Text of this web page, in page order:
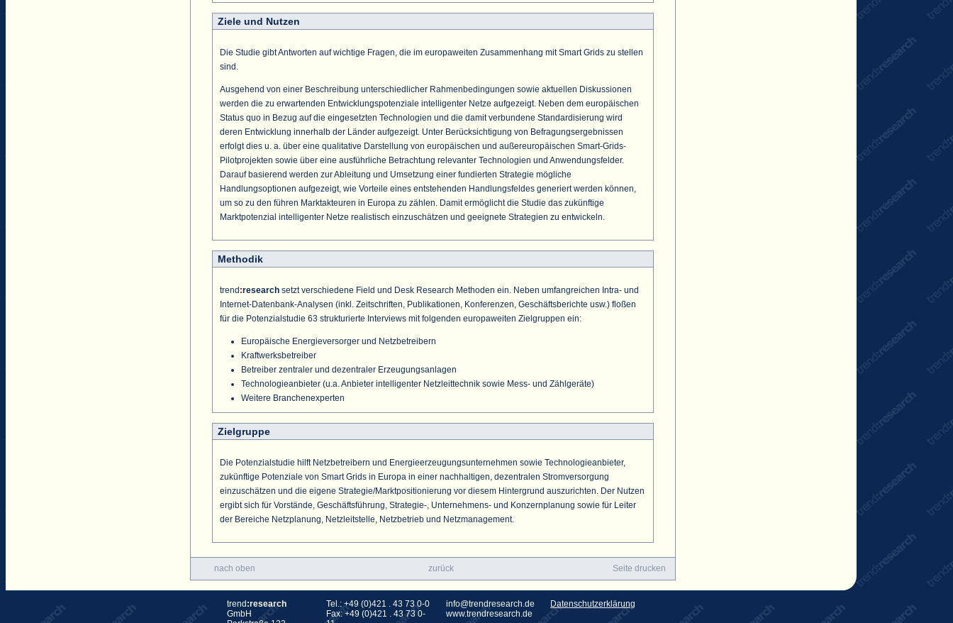
Ziele und Nutzen
Die Studie gibt Antworten auf wichtige Fragen, die im europaweiten Zusammenhang mit Smart Grids zu stellen
sind.
Ausgehend von einer Beschreibung unterschiedlicher Rahmenbedingungen sowie aktuellen Diskussionen
werden die zu erwartenden Entwicklungspotenziale intelligenter Netze aufgezeigt. Neben dem europäischen
Status quo in Bezug auf die eingesetzten Technologien und die damit verbundene Standardisierung wird
deren Entwicklung innerhalb der Länder aufgezeigt. Unter Berücksichtigung von Befragungsergebnissen
erfolgt dies u. a. über eine qualitative Darstellung von europäischen und außereuropäischen Smart-Grids-
Pilotprojekten sowie über eine ausführliche Betrachtung relevanter Technologien und Anwendungsfelder.
Darauf basierend werden zur Ableitung und Umsetzung einer fundierten Strategie mögliche
Handlungsoptionen aufgezeigt, wie Vorteile eines entstehenden Handlungsfeldes generiert werden können,
um so zu den führen Marktakteuren in Europa zu zählen. Damit ermöglicht die Studie das zukünftige
Marktpotenzial intelligenter Netze realistisch einzuschätzen und geeignete Strategien zu entwickeln.
Methodik
trend :research setzt verschiedene Field und Desk Research Methoden ein. Neben umfangreichen Intra- und
Internet-Datenbank-Analysen (inkl. Zeitschriften, Publikationen, Konferenzen, Geschäftsberichte usw.) floßen
für die Potenzialstudie 63 strukturierte Interviews mit folgenden europaweiten Zielgruppen ein:
Europäische Energieversorger und Netzbetreibern
Kraftwerksbetreiber
Betreiber zentraler und dezentraler Erzeugungsanlagen
Technologieanbieter (u.a. Anbieter intelligenter Netzleittechnik sowie Mess- und Zählgeräte)
Weitere Branchenexperten
Zielgruppe
Die Potenzialstudie hilft Netzbetreibern und Energieerzeugungsunternehmen sowie Technologieanbieter,
zukünftige Potenziale von Smart Grids in Europa in einer nachhaltigen, dezentralen Stromversorgung
einzuschätzen und die eigene Strategie/Marktpositionierung vor diesem Hintergrund auszurichten. Der Nutzen
ergibt sich für Vorstände, Geschäftsführung, Strategie-, Unternehmens- und Konzernplanung sowie für Leiter
der Bereiche Netzplanung, Netzleitstelle, Netzbetrieb und Netzmanagement.
nach oben zurück Seite drucken
trend :research
GmbH
Tel.: +49 (0)421 . 43 73 0-0
Fax: +49 (0)421 . 43 73 0-
info@trendresearch.de
www.trendresearch.de
Datenschutzerklärung